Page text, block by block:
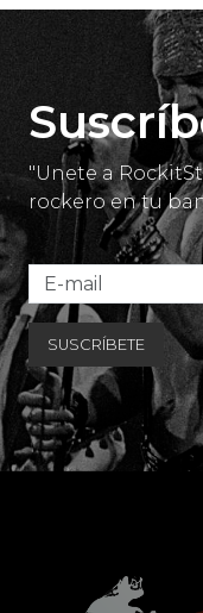
"Unete a
rockero en tu